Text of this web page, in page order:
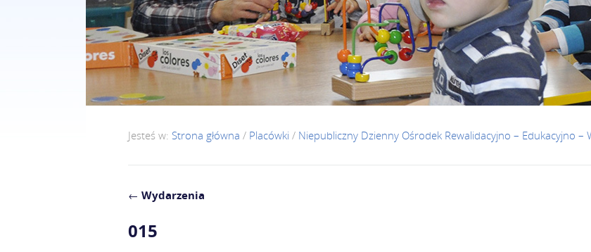
Jesteś w: Strona główna / Placówki / Niepubliczny Dzienny Ośrodek Rewalidacyjno – Edukacyjno –
← Wydarzenia
015